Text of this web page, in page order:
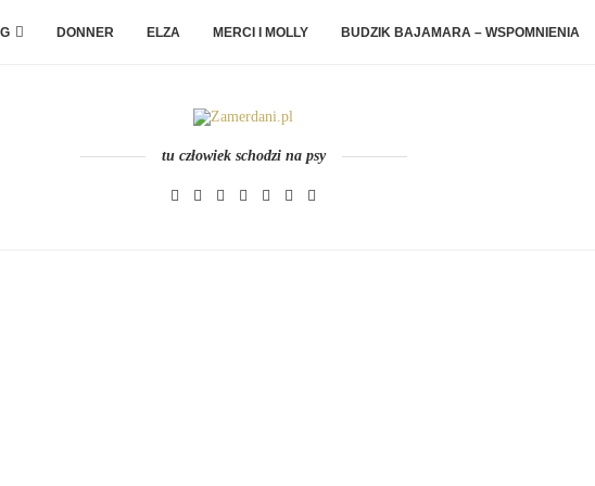
DONNER ELZA MERCI I MOLLY BUDZIK BAJAMARA – WSPOMNIENIA
tu człowiek schodzi na psy